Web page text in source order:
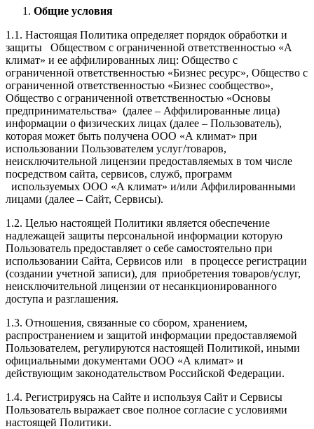
Общие условия
1.1. Настоящая Политика определяет порядок обработки и
защиты Обществом с ограниченной ответственностью «А
климат» и ее аффилированных лиц: Общество с
ограниченной ответственностью «Бизнес ресурс», Общество с
ограниченной ответственностью «Бизнес сообщество»,
Общество с ограниченной ответственностью «Основы
предпринимательства» (далее – Аффилированные лица)
информации о физических лицах (далее – Пользователь),
которая может быть получена ООО «А климат» при
использовании Пользователем услуг/товаров,
неисключительной лицензии предоставляемых в том числе
посредством сайта, сервисов, служб, программ
используемых ООО «А климат» и/или Аффилированными
лицами (далее – Сайт, Сервисы).
1.2. Целью настоящей Политики является обеспечение
надлежащей защиты персональной информации которую
Пользователь предоставляет о себе самостоятельно при
использовании Сайта, Сервисов или в процессе регистрации
(создании учетной записи), для приобретения товаров/услуг,
неисключительной лицензии от несанкционированного
доступа и разглашения.
1.3. Отношения, связанные со сбором, хранением,
распространением и защитой информации предоставляемой
Пользователем, регулируются настоящей Политикой, иными
официальными документами ООО «А климат» и
действующим законодательством Российской Федерации.
1.4. Регистрируясь на Сайте и используя Сайт и Сервисы
Пользователь выражает свое полное согласие с условиями
настоящей Политики.